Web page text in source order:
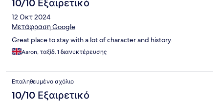
10/10 Εξαιρετικό
12 Οκτ 2024
Μετάφραση Google
Great place to stay with a lot of character and history.
Aaron, ταξίδι 1 διανυκτέρευσης
Επαληθευμένο σχόλιο
10/10 Εξαιρετικό